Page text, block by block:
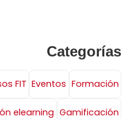
Categorías
FIT Eventos Formación
elearning Gamificación